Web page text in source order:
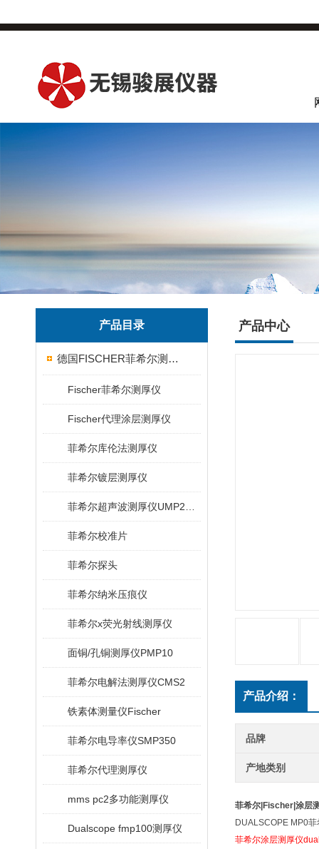
产品目录
德国FISCHER菲希尔测厚仪
Fischer菲希尔测厚仪
Fischer代理涂层测厚仪
菲希尔库伦法测厚仪
菲希尔镀层测厚仪
菲希尔校准片
菲希尔探头
菲希尔纳米压痕仪
菲希尔x荧光射线测厚仪
面铜/孔铜测厚仪PMP10
菲希尔电解法测厚仪CMS2
铁素体测量仪Fischer
菲希尔电导率仪SMP350
菲希尔代理测厚仪
mms pc2多功能测厚仪
Dualscope fmp100测厚仪
产品中心
产品介绍：
品牌
产地类别
菲希尔|Fischer|涂层
DUALSCOPE MP0
菲希尔涂层测厚仪